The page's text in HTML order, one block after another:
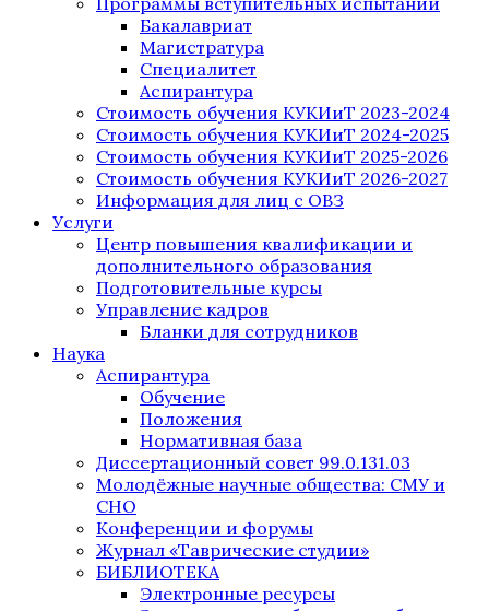
Бакалавриат
Магистратура
Специалитет
Аспирантура
Стоимость обучения КУКИиТ 2023-2024
Стоимость обучения КУКИиТ 2024-2025
Стоимость обучения КУКИиТ 2025-2026
Стоимость обучения КУКИиТ 2026-2027
Информация для лиц с ОВЗ
Услуги
Центр повышения квалификации и
дополнительного образования
Подготовительные курсы
Управление кадров
Бланки для сотрудников
Наука
Аспирантура
Обучение
Положения
Нормативная база
Диссертационный совет 99.0.131.03
Молодёжные научные общества: СМУ и
СНО
Конференции и форумы
Журнал «Таврические студии»
БИБЛИОТЕКА
Электронные ресурсы